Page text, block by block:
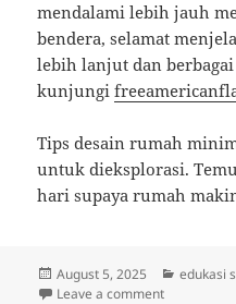
mendalami lebih jauh
bendera, selamat
lebih lanjut dan
kunjungi
Tips desain rumah
untuk dieksplorasi.
hari supaya rumah
Posted
on
August 5, 2025 edukasi
Leave a commenton